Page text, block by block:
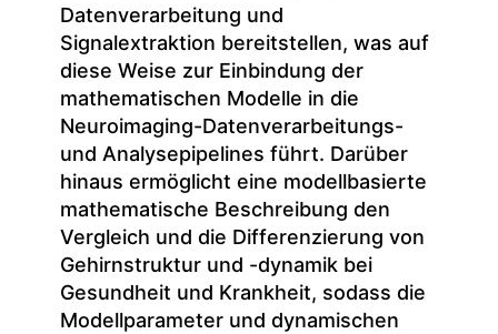
Datenverarbeitung und
Signalextraktion bereitstellen, was auf
diese Weise zur Einbindung der
mathematischen Modelle in die
Neuroimaging-Datenverarbeitungs-
und Analysepipelines führt. Darüber
hinaus ermöglicht eine modellbasierte
mathematische Beschreibung den
Vergleich und die Differenzierung von
Gehirnstruktur und -dynamik bei
Gesundheit und Krankheit, sodass die
Modellparameter und dynamischen